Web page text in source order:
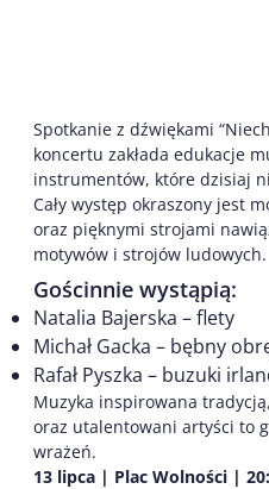
Spotkanie z dźwiękami
koncertu zakłada edukacje
instrumentów, które dzisiaj
Cały występ okraszony jest
oraz pięknymi strojami
motywów i strojów ludowych.
Gościnnie wystąpią:
Natalia Bajerska – flety
Michał Gacka – bębny
Rafał Pyszka – buzuki
Muzyka inspirowana
oraz utalentowani artyści to
wrażeń.
13 lipca | Plac Wolności |